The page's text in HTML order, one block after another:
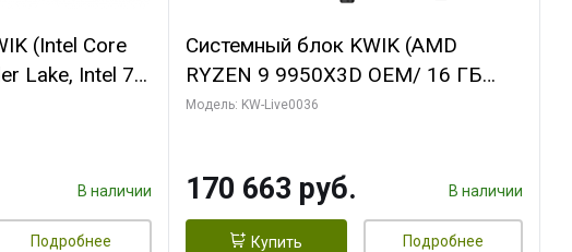
(Intel Core
Lake, Intel 7,
ОЗУ (2
В наличии
Подробнее
Системный блок KWIK (AMD
RYZEN 9 9950X3D OEM/ 16 ГБ
ОЗУ (2 модуля)/ ASUS RTX5060Ti
Модель: KW-Live0036
170 663 руб. В наличии
Купить Подробнее